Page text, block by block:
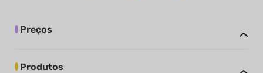
Preços
Produtos